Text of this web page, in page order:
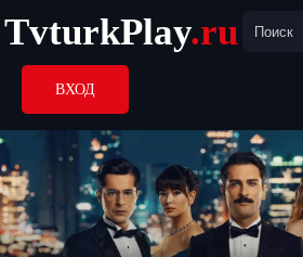
TvturkPlay.ru
ВХОД